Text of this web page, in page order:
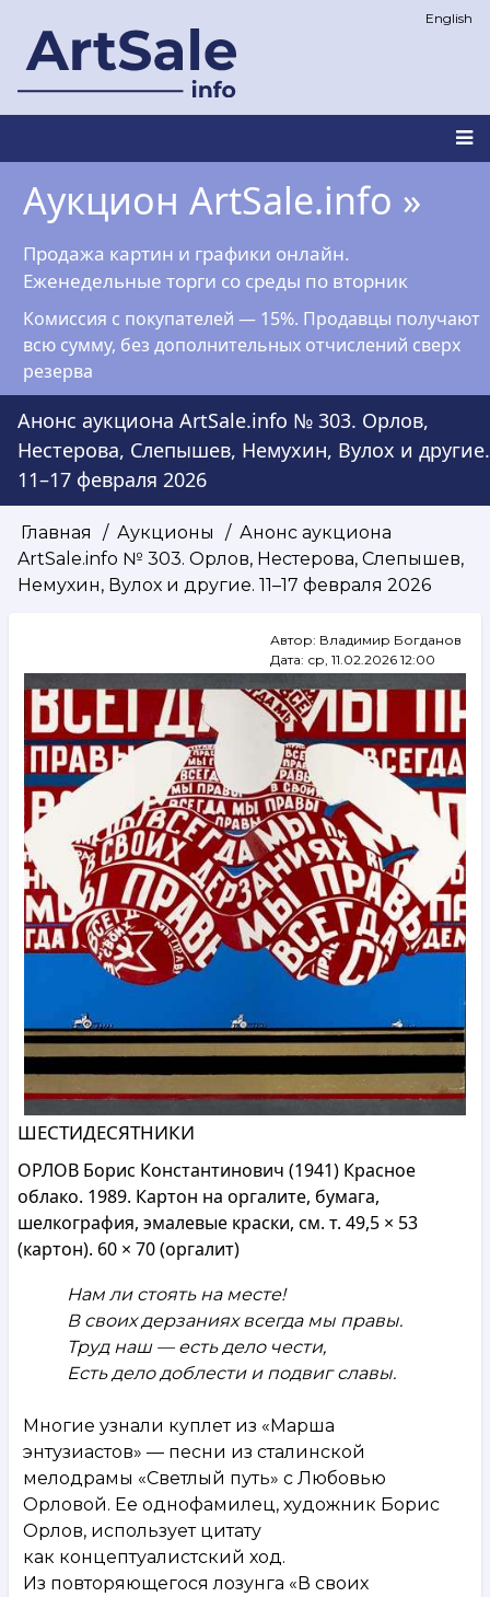
основному
English
Main
navigation
Аукцион ArtSale.info »
Продажа картин и графики онлайн.
Еженедельные торги со среды по вторник
Комиссия с покупателей — 15%. Продавцы получают
всю сумму, без дополнительных отчислений сверх
резерва
Анонс аукциона ArtSale.info № 303. Орлов,
Нестерова, Слепышев, Немухин, Вулох и другие.
11–17 февраля 2026
Строка
навигации
Главная Аукционы
Анонс аукциона
ArtSale.info № 303. Орлов, Нестерова, Слепышев,
Немухин, Вулох и другие. 11–17 февраля 2026
Автор: Владимир Богданов
Дата: ср, 11.02.2026 12:00
ШЕСТИДЕСЯТНИКИ
ОРЛОВ Борис Константинович (1941) Красное
облако. 1989. Картон на оргалите, бумага,
шелкография, эмалевые краски, см. т. 49,5 × 53
(картон). 60 × 70 (оргалит)
Нам ли стоять на месте!
В своих дерзаниях всегда мы правы.
Труд наш — есть дело чести,
Есть дело доблести и подвиг славы.
Многие узнали куплет из «Марша
энтузиастов» — песни из сталинской
мелодрамы «Светлый путь» с Любовью
Орловой. Ее однофамилец, художник Борис
Орлов, использует цитату
как концептуалистский ход.
Из повторяющегося лозунга «В своих